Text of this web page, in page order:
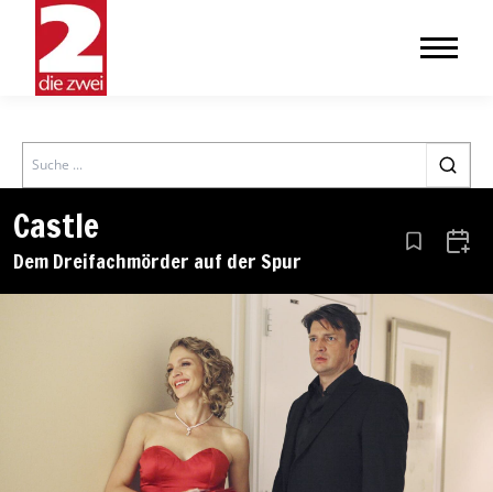
Search
Castle
Dem Dreifachmörder auf der Spur Aus den